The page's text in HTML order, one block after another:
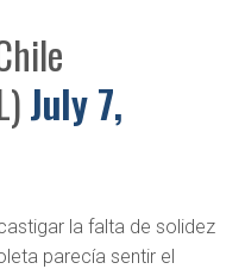
July 7,
la falta de solidez
parecía sentir el